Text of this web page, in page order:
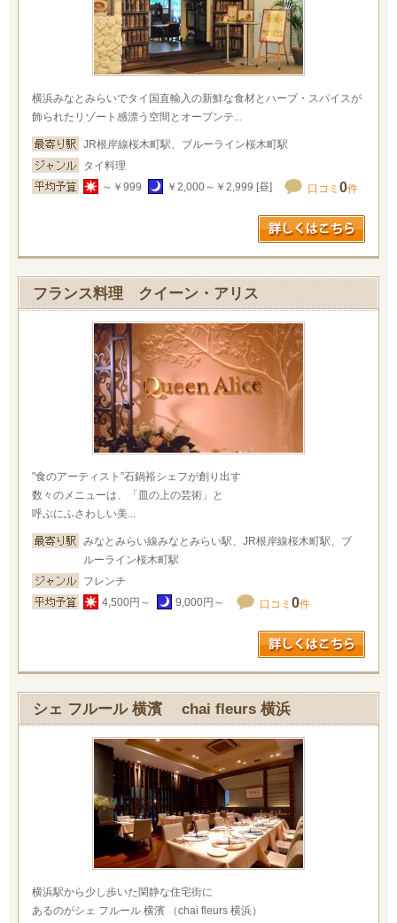
横浜みなとみらいでタイ国直輸入の新鮮な食材とハーブ・スパイスが
飾られたリゾート感漂う空間とオープンテ...
JR根岸線桜木町駅、ブルーライン桜木町駅
タイ料理
～￥999
￥2,000～￥2,999 [昼] 口コミ 0件
フランス料理 クイーン・アリス
"食のアーティスト”石鍋裕シェフが創り出す
数々のメニューは、「皿の上の芸術」と
呼ぶにふさわしい美...
みなとみらい線みなとみらい駅、JR根岸線桜木町駅、ブ
ルーライン桜木町駅
フレンチ
4,500円～
9,000円～ 口コミ 0件
シェ フルール 横濱 chai fleurs 横浜
横浜駅から少し歩いた閑静な住宅街に
あるのがシェ フルール 横濱 （chai fleurs 横浜）